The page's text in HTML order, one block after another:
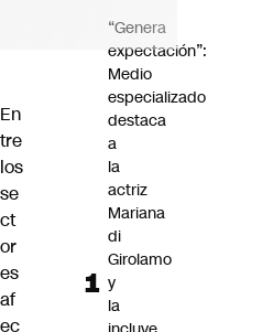
En
tre
los
se
ct
or
es
af
ec
“Genera
expectación”:
Medio
especializado
destaca
a
la
actriz
Mariana
di
Girolamo
y
la